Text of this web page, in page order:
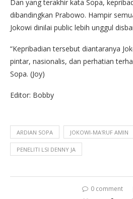
Dan yang terakhir kata Sopa,
dibandingkan Prabowo. Hampir
Jokowi dinilai public lebih unggul
“Kepribadian tersebut diantaranya
pintar, nasionalis, dan perhatian
Sopa. (Joy)
Editor: Bobby
ARDIAN SOPA JOKOWI-MA'RUF AMIN
PENELITI LSI DENNY JA
0 comment